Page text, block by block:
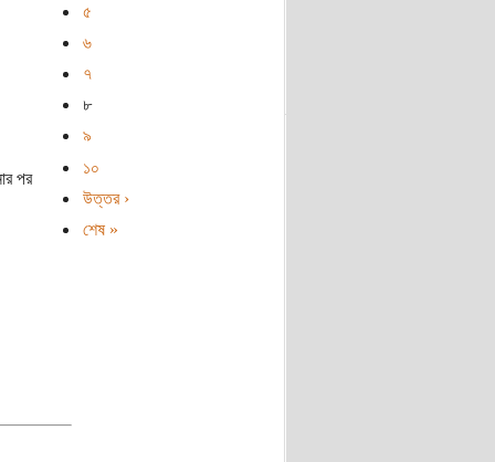
পর
৫
৬
৭
৮
৯
১০
উত্তর ›
শেষ »